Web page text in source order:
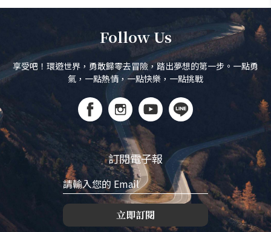
Follow Us
享受吧！環遊世界，勇敢歸零去冒險，踏出夢想的第一步。一點勇
氣，一點熱情，一點快樂，一點挑戰
訂閱電子報
立即訂閱